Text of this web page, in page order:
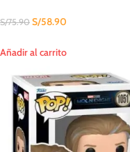
S/75.90 S/58.90
Añadir al carrito